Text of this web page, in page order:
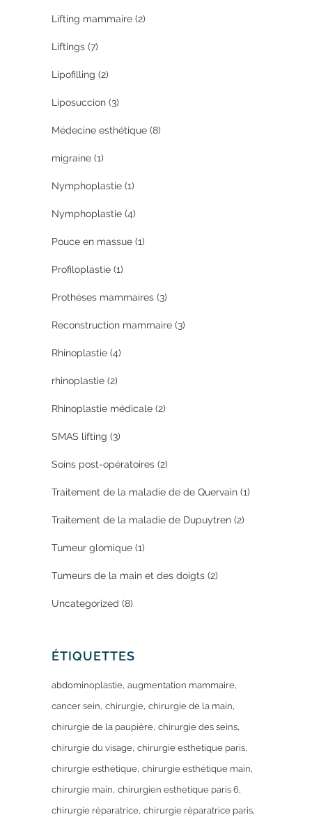
Lifting mammaire (2)
Liftings (7)
Lipofilling (2)
Liposuccion (3)
Médecine esthétique (8)
migraine (1)
Nymphoplastie (1)
Nymphoplastie (4)
Pouce en massue (1)
Profiloplastie (1)
Prothèses mammaires (3)
Reconstruction mammaire (3)
Rhinoplastie (4)
rhinoplastie (2)
Rhinoplastie médicale (2)
SMAS lifting (3)
Soins post-opératoires (2)
Traitement de la maladie de de Quervain (1)
Traitement de la maladie de Dupuytren (2)
Tumeur glomique (1)
Tumeurs de la main et des doigts (2)
Uncategorized (8)
ÉTIQUETTES
abdominoplastie augmentation mammaire
cancer sein chirurgie chirurgie de la main
chirurgie de la paupière chirurgie des seins
chirurgie du visage chirurgie esthetique paris
chirurgie esthétique chirurgie esthétique main
chirurgie main chirurgien esthetique paris 6
chirurgie réparatrice chirurgie réparatrice paris